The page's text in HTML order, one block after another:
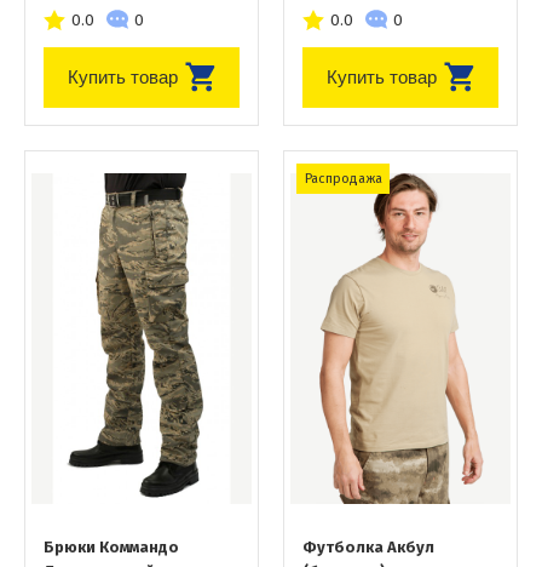
0.0 0
Купить товар
0.0 0
Купить товар
Брюки Коммандо
Распродажа
Футболка Акбул